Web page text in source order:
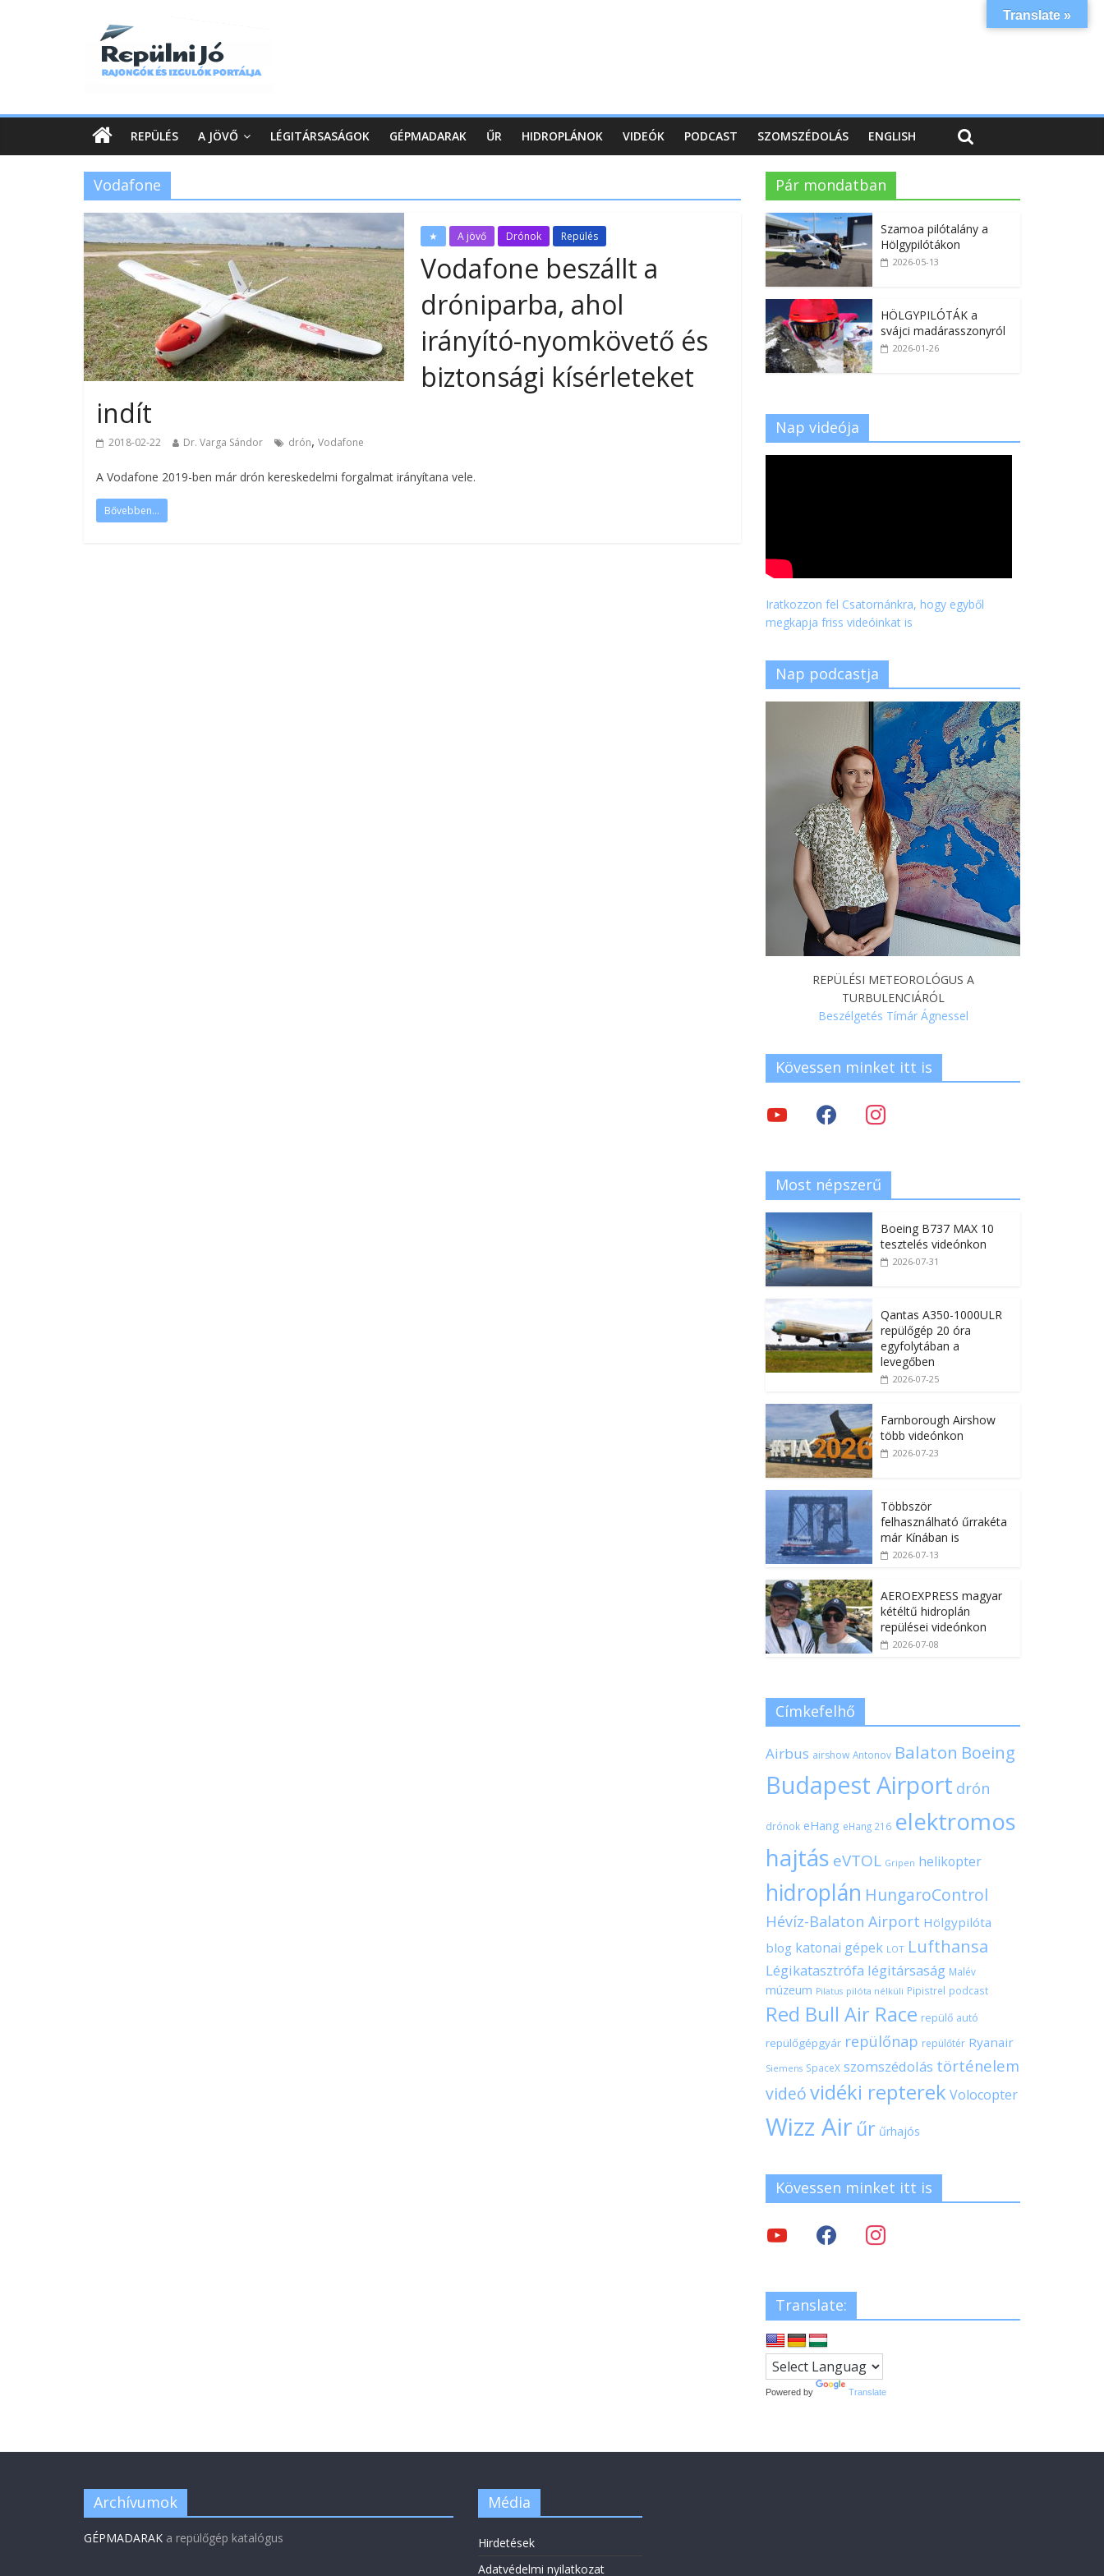
REPÜLÉS A JÖVŐ LÉGITÁRSASÁGOK GÉPMADARAK ŰR HIDROPLÁNOK VIDEÓK PODCAST SZOMSZÉDOLÁS ENGLISH
Vodafone
★ A jövő Drónok Repülés
Vodafone beszállt a
dróniparba, ahol
irányító-nyomkövető és
biztonsági kísérleteket
indít
2018-02-22 Dr. Varga Sándor drón, Vodafone
A Vodafone 2019-ben már drón kereskedelmi forgalmat irányítana vele.
Bővebben...
Pár mondatban
Szamoa pilótalány a
Hölgypilótákon
2026-05-13
HÖLGYPILÓTÁK a
svájci madárasszonyról
2026-01-26
Nap videója
Iratkozzon fel Csatornánkra, hogy egyből
megkapja friss videóinkat is
Nap podcastja
REPÜLÉSI METEOROLÓGUS A
TURBULENCIÁRÓL
Beszélgetés Tímár Ágnessel
Kövessen minket itt is
Most népszerű
Boeing B737 MAX 10
tesztelés videónkon
2026-07-31
Qantas A350-1000ULR
repülőgép 20 óra
egyfolytában a
levegőben
2026-07-25
Farnborough Airshow
több videónkon
2026-07-23
Többször
felhasználható űrrakéta
már Kínában is
2026-07-13
AEROEXPRESS magyar
kétéltű hidroplán
repülései videónkon
2026-07-08
Címkefelhő
Airbus airshow Antonov Balaton Boeing
Budapest Airport drón
drónok eHang eHang 216 elektromos
hajtás eVTOL Gripen helikopter
hidroplán HungaroControl
Hévíz-Balaton Airport Hölgypilóta
blog katonai gépek LOT Lufthansa
Légikatasztrófa légitársaság Malév
múzeum Pilatus pilóta nélküli Pipistrel podcast
Red Bull Air Race repülő autó
repülőgépgyár repülőnap repülőtér Ryanair
Siemens SpaceX szomszédolás történelem
videóvidéki repterek Volocopter
Wizz Air űr űrhajós
Kövessen minket itt is
Translate:
Powered by Translate
Archívumok
GÉPMADARAK a repülőgép katalógus
Média
Hirdetések
Adatvédelmi nyilatkozat
Translate »